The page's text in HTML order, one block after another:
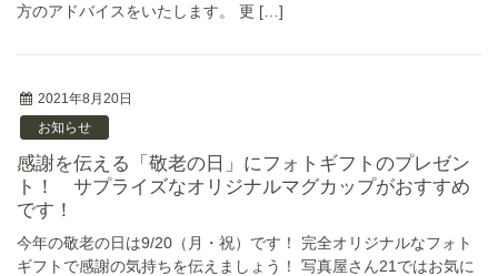
方のアドバイスをいたします。 更 […]
2021年8月20日
お知らせ
感謝を伝える「敬老の日」にフォトギフトのプレゼン
ト！ サプライズなオリジナルマグカップがおすすめ
です！
今年の敬老の日は9/20（月・祝）です！ 完全オリジナルなフォト
ギフトで感謝の気持ちを伝えましょう！ 写真屋さん21ではお気に